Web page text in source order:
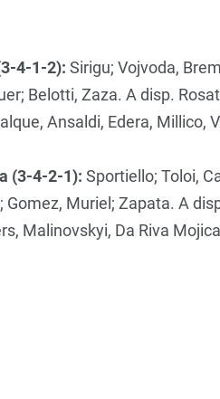
4-1-2): Sirigu; Vojvoda,
Belotti, Zaza. A disp.
Ansaldi, Edera, Millico,
(3-4-2-1): Sportiello; Toloi,
Gomez, Muriel; Zapata. A
Malinovskyi, Da Riva